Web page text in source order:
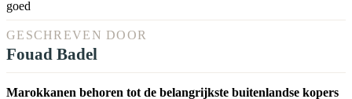
GESCHREVEN DOOR
Fouad Badel
Marokkanen behoren tot de belangrijkste buitenlandse kopers